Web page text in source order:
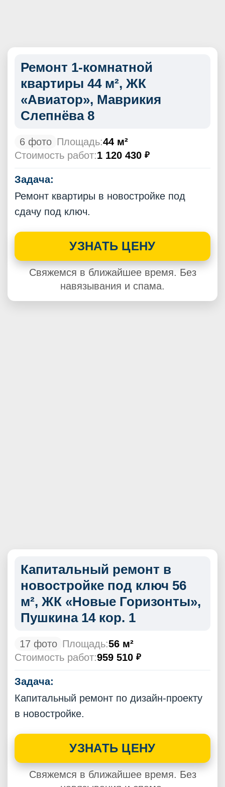
Ремонт 1-комнатной
квартиры 44 м², ЖК
«Авиатор», Маврикия
Слепнёва 8
6 фото Площадь:44 м²
Стоимость работ:1 120 430 ₽
Задача:
Ремонт квартиры в новостройке под
сдачу под ключ.
УЗНАТЬ ЦЕНУ
Свяжемся в ближайшее время. Без
навязывания и спама.
Капитальный ремонт в
новостройке под ключ 56
м², ЖК «Новые Горизонты»,
Пушкина 14 кор. 1
17 фото Площадь:56 м²
Стоимость работ:959 510 ₽
Задача:
Капитальный ремонт по дизайн-проекту
в новостройке.
УЗНАТЬ ЦЕНУ
Свяжемся в ближайшее время. Без